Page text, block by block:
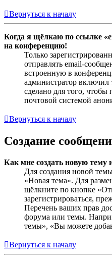
Вернуться к началу
Когда я щёлкаю по ссылке
на конференцию!
Только
отправлять email-
встроенную в
администратор
сделано для того, чтобы
почтовой системой
Вернуться к началу
Создание
Как мне создать новую тему
Для создания новой
«Новая тема». Для
щёлкните по кнопке
зарегистрироваться,
Перечень ваших прав
форума или темы.
темы», «Вы можете
Вернуться к началу